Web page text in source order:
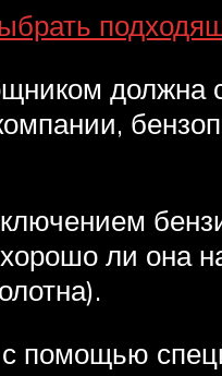
должна
ли она
помощью